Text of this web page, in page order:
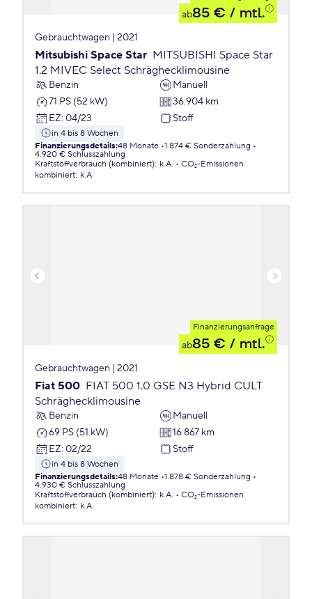
ab85 € / mtl.
Gebrauchtwagen | 2021
Mitsubishi Space Star MITSUBISHI Space Star
1.2 MIVEC Select Schräghecklimousine
Benzin
Manuell
71 PS (52 kW)
36.904 km
EZ: 04/23 Stoff
in 4 bis 8 Wochen
Finanzierungsdetails:48 Monate 1.874 € Sonderzahlung
4.920 € Schlusszahlung
Kraftstoffverbrauch (kombiniert): k.A.
CO₂-Emissionen
kombiniert: k.A.
Finanzierungsanfrage
ab85 € / mtl.
Gebrauchtwagen | 2021
Fiat 500 FIAT 500 1.0 GSE N3 Hybrid CULT
Schräghecklimousine
Benzin
Manuell
69 PS (51 kW)
16.867 km
EZ: 02/22 Stoff
in 4 bis 8 Wochen
Finanzierungsdetails:48 Monate 1.878 € Sonderzahlung
4.930 € Schlusszahlung
Kraftstoffverbrauch (kombiniert): k.A.
CO₂-Emissionen
kombiniert: k.A.